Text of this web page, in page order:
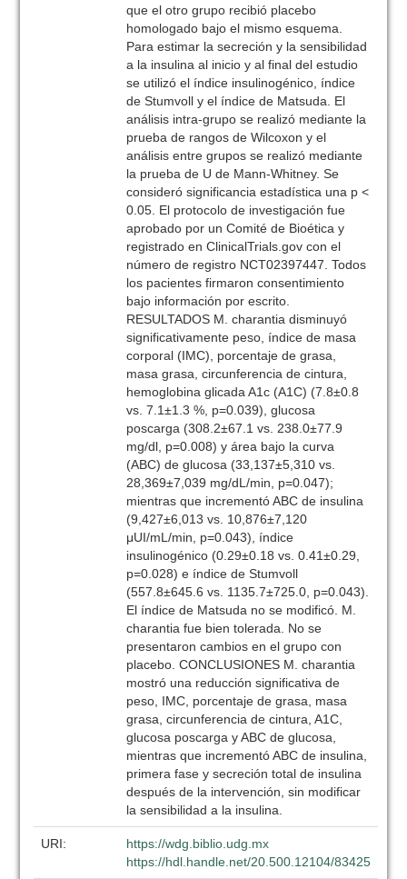
que el otro grupo recibió placebo
homologado bajo el mismo esquema.
Para estimar la secreción y la sensibilidad
a la insulina al inicio y al final del estudio
se utilizó el índice insulinogénico, índice
de Stumvoll y el índice de Matsuda. El
análisis intra-grupo se realizó mediante la
prueba de rangos de Wilcoxon y el
análisis entre grupos se realizó mediante
la prueba de U de Mann-Whitney. Se
consideró significancia estadística una p <
0.05. El protocolo de investigación fue
aprobado por un Comité de Bioética y
registrado en ClinicalTrials.gov con el
número de registro NCT02397447. Todos
los pacientes firmaron consentimiento
bajo información por escrito.
RESULTADOS M. charantia disminuyó
significativamente peso, índice de masa
corporal (IMC), porcentaje de grasa,
masa grasa, circunferencia de cintura,
hemoglobina glicada A1c (A1C) (7.8±0.8
vs. 7.1±1.3 %, p=0.039), glucosa
poscarga (308.2±67.1 vs. 238.0±77.9
mg/dl, p=0.008) y área bajo la curva
(ABC) de glucosa (33,137±5,310 vs.
28,369±7,039 mg/dL/min, p=0.047);
mientras que incrementó ABC de insulina
(9,427±6,013 vs. 10,876±7,120
μUI/mL/min, p=0.043), índice
insulinogénico (0.29±0.18 vs. 0.41±0.29,
p=0.028) e índice de Stumvoll
(557.8±645.6 vs. 1135.7±725.0, p=0.043).
El índice de Matsuda no se modificó. M.
charantia fue bien tolerada. No se
presentaron cambios en el grupo con
placebo. CONCLUSIONES M. charantia
mostró una reducción significativa de
peso, IMC, porcentaje de grasa, masa
grasa, circunferencia de cintura, A1C,
glucosa poscarga y ABC de glucosa,
mientras que incrementó ABC de insulina,
primera fase y secreción total de insulina
después de la intervención, sin modificar
la sensibilidad a la insulina.
URI:
https://wdg.biblio.udg.mx
https://hdl.handle.net/20.500.12104/83425